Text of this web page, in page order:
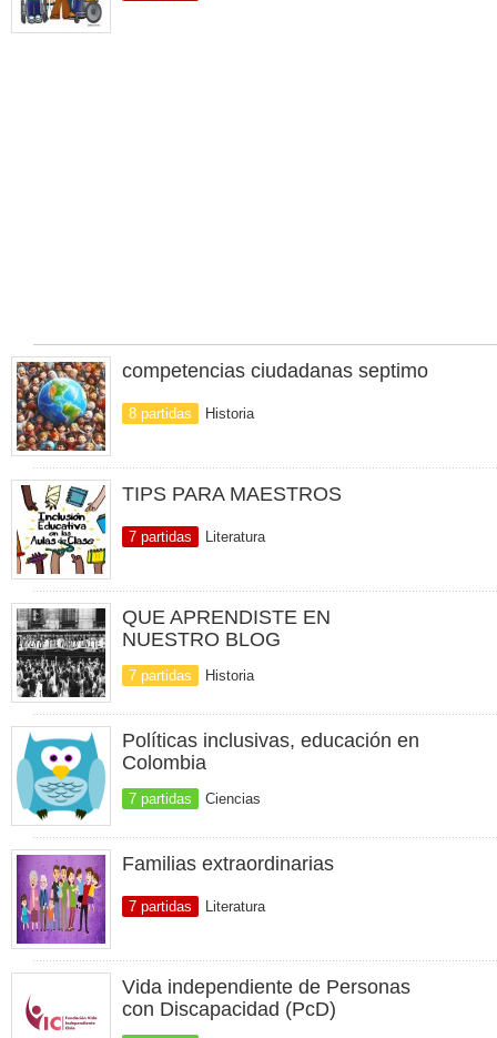
competencias ciudadanas septimo
8 partidas Historia
TIPS PARA MAESTROS
7 partidas Literatura
QUE APRENDISTE EN
NUESTRO BLOG
7 partidas Historia
Políticas inclusivas, educación en
Colombia
7 partidas Ciencias
Familias extraordinarias
7 partidas Literatura
Vida independiente de Personas
con Discapacidad (PcD)